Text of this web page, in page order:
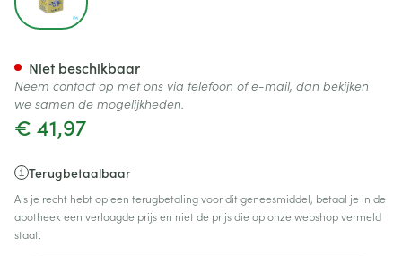
€ 41,97
Terugbetaalbaar
Als je recht hebt op een terugbetaling voor dit geneesmiddel, betaal je in de
apotheek een verlaagde prijs en niet de prijs die op onze webshop vermeld
staat.
Niet beschikbaar
Neem contact op met ons via telefoon of e-mail, dan bekijken
we samen de mogelijkheden.